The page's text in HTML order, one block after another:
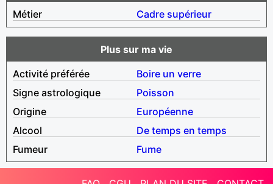
Métier
Cadre supérieur
Plus sur ma vie
Activité préférée
Boire un verre
Signe astrologique
Poisson
Origine
Européenne
Alcool
De temps en temps
Fumeur
Fume